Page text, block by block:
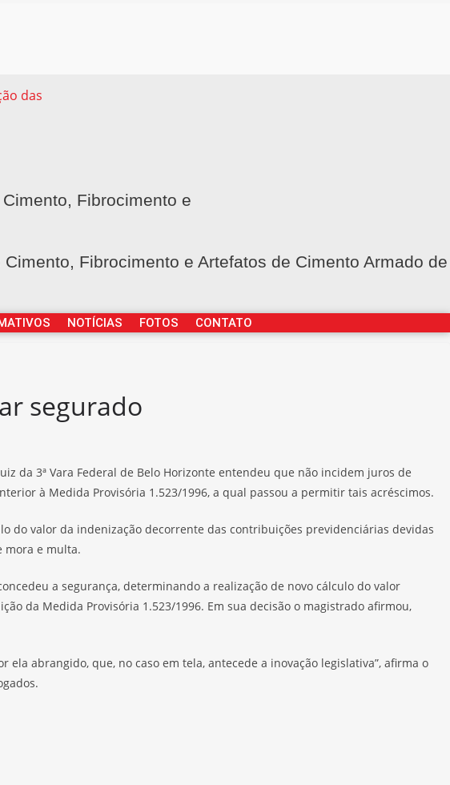
das
Fibrocimento e
Fibrocimento e Artefatos de Cimento Armado de
NOTÍCIAS FOTOS CONTATO
segurado
da 3ª Vara Federal de Belo Horizonte entendeu que não incidem juros de
à Medida Provisória 1.523/1996, a qual passou a permitir tais acréscimos.
valor da indenização decorrente das contribuições previdenciárias devidas
mora e multa.
a segurança, determinando a realização de novo cálculo do valor
da Medida Provisória 1.523/1996. Em sua decisão o magistrado afirmou,
abrangido, que, no caso em tela, antecede a inovação legislativa”, afirma o